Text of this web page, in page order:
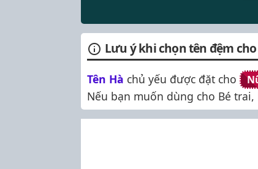
Lưu ý khi chọn tên đệm
Tên Hà chủ yếu được đặt cho
Nếu bạn muốn dùng cho Bé